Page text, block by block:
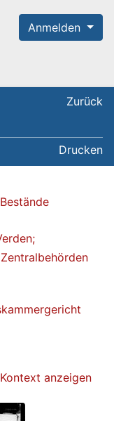
Anmelden
Zurück
Drucken
Kontext anzeigen